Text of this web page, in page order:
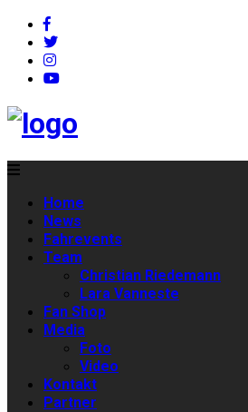
Home
News
Fahrevents
Team
Christian Riedemann
Lara Vanneste
Fan Shop
Media
Foto
Video
Kontakt
Partner